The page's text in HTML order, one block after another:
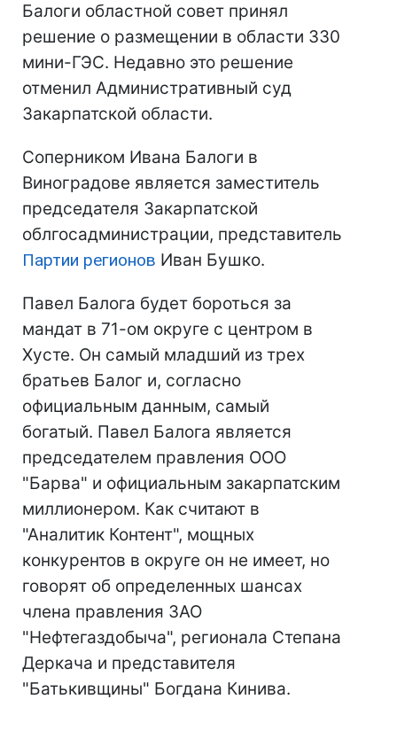
Балоги областной совет принял
решение о размещении в области 330
мини-ГЭС. Недавно это решение
отменил Административный суд
Закарпатской области.
Соперником Ивана Балоги в
Виноградове является заместитель
председателя Закарпатской
облгосадминистрации, представитель
Партии регионов Иван Бушко.
Павел Балога будет бороться за
мандат в 71-ом округе с центром в
Хусте. Он самый младший из трех
братьев Балог и, согласно
официальным данным, самый
богатый. Павел Балога является
председателем правления ООО
"Барва" и официальным закарпатским
миллионером. Как считают в
"Аналитик Контент", мощных
конкурентов в округе он не имеет, но
говорят об определенных шансах
члена правления ЗАО
"Нефтегаздобыча", регионала Степана
Деркача и представителя
"Батькивщины" Богдана Кинива.